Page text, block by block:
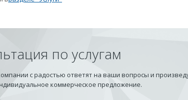
по услугам
с радостью ответят на ваши вопросы и
коммерческое предложение.